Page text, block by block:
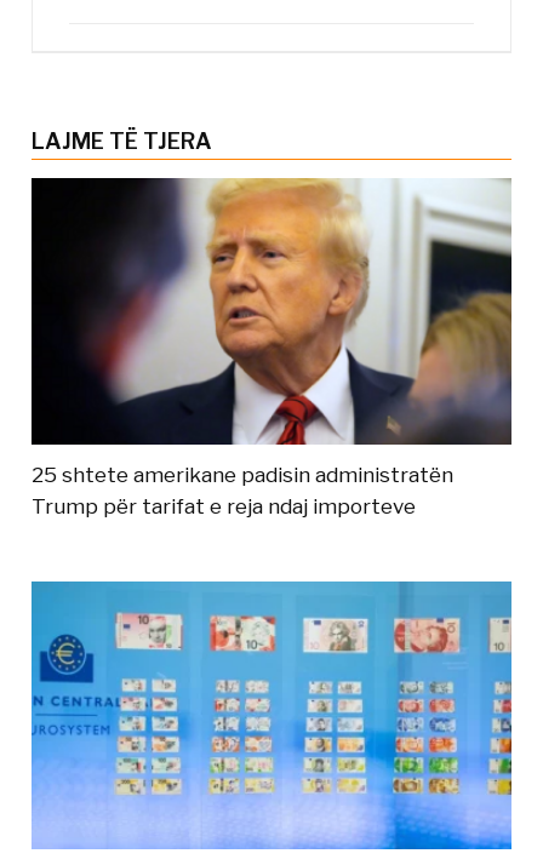
LAJME TË TJERA
25 shtete amerikane padisin administratën
Trump për tarifat e reja ndaj importeve